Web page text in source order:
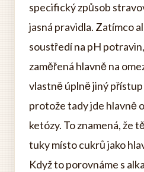
specifický způsob
jasná pravidla. Zatímco
soustředí na pH
zaměřená hlavně na
vlastně úplně jiný
protože tady jde hlavně
ketózy. To znamená, že
tuky místo cukrů jako
Když to porovnáme s